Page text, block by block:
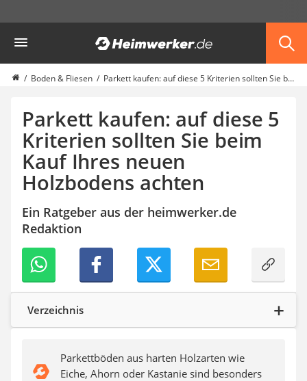
Haus & Bau
Außenleuchte mit Kamera
Ozongenerator
Smart-Home-Rauchmelder
Schlüsseltresor
Überwachungskameras außen
Regendusche
Reizstromgerät
Infrarot-Thermometer
Heizkissen
Digitale Zeitschaltuhr
Paketbriefkasten
Fensterkontaktschalter
Hygrometer
LED-Baustrahler
Aluleiter
Tiefengrund
Video-Türsprechanlage
Boden & Fliesen Parkett kaufen: auf diese 5 Kriterien sollten Sie beim Kauf Ihres neuen Holzbodens achten
Parkett kaufen: auf diese 5
Kriterien sollten Sie beim
Kauf Ihres neuen
Holzbodens achten
Ein Ratgeber aus der heimwerker.de
Redaktion
Verzeichnis
Parkettböden aus harten Holzarten wie
Eiche, Ahorn oder Kastanie sind besonders